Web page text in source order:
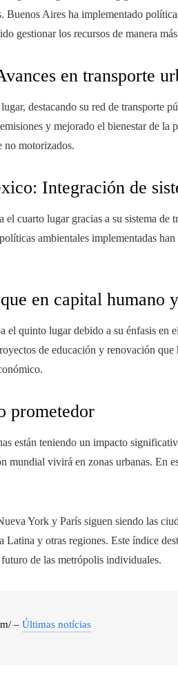
Buenos Aires ha implementado
gestionar los recursos de manera
en transporte
destacando su red de transporte
y mejorado el bienestar de
no motorizados.
Integración de
cuarto lugar gracias a su sistema de
ambientales implementadas
en capital humano
el quinto lugar debido a su énfasis
de educación y renovación
prometedor
están teniendo un impacto
mundial vivirá en zonas urbanas. En
York y París siguen siendo las
Latina y otras regiones. Este índice
de las metrópolis individuales.
– Últimas notícias